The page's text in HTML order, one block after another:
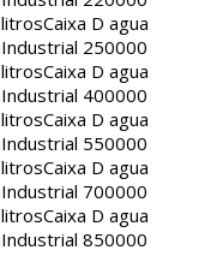
Caixa D agua
250000
Caixa D agua
400000
Caixa D agua
550000
Caixa D agua
700000
Caixa D agua
850000